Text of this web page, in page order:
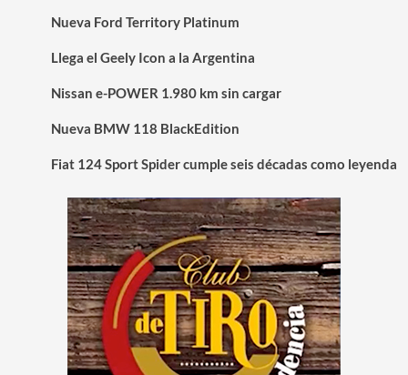
Nueva Ford Territory Platinum
Llega el Geely Icon a la Argentina
Nissan e-POWER 1.980 km sin cargar
Nueva BMW 118 BlackEdition
Fiat 124 Sport Spider cumple seis décadas como leyenda